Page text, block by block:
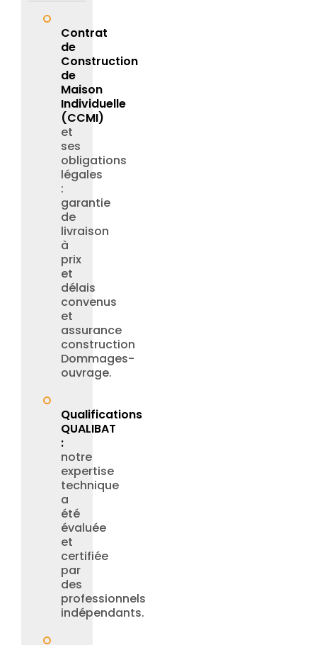
Contrat
de
Construction
de
Maison
Individuelle
(CCMI)
et
ses
obligations
légales
:
garantie
de
livraison
à
prix
et
délais
convenus
et
assurance
construction
Dommages-
ouvrage.
Qualifications
QUALIBAT
:
notre
expertise
technique
a
été
évaluée
et
certifiée
par
des
professionnels
indépendants.